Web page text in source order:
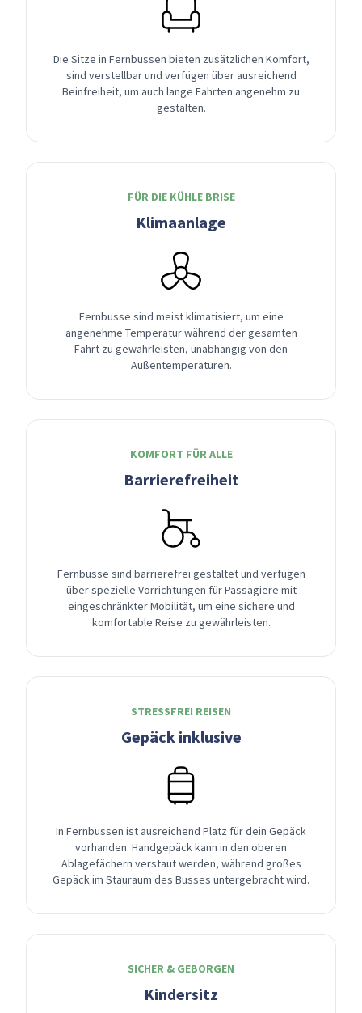
Die Sitze in Fernbussen bieten zusätzlichen Komfort,
sind verstellbar und verfügen über ausreichend
Beinfreiheit, um auch lange Fahrten angenehm zu
gestalten.
FÜR DIE KÜHLE BRISE
Klimaanlage
Fernbusse sind meist klimatisiert, um eine
angenehme Temperatur während der gesamten
Fahrt zu gewährleisten, unabhängig von den
Außentemperaturen.
KOMFORT FÜR ALLE
Barrierefreiheit
Fernbusse sind barrierefrei gestaltet und verfügen
über spezielle Vorrichtungen für Passagiere mit
eingeschränkter Mobilität, um eine sichere und
komfortable Reise zu gewährleisten.
STRESSFREI REISEN
Gepäck inklusive
In Fernbussen ist ausreichend Platz für dein Gepäck
vorhanden. Handgepäck kann in den oberen
Ablagefächern verstaut werden, während großes
Gepäck im Stauraum des Busses untergebracht wird.
SICHER & GEBORGEN
Kindersitz